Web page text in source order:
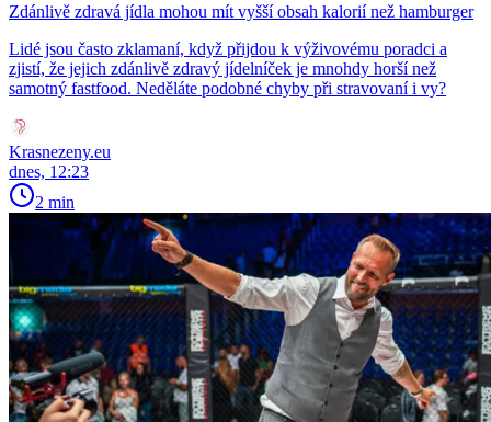
Zdánlivě zdravá jídla mohou mít vyšší obsah kalorií než hamburger
Lidé jsou často zklamaní, když přijdou k výživovému poradci a
zjistí, že jejich zdánlivě zdravý jídelníček je mnohdy horší než
samotný fastfood. Neděláte podobné chyby při stravovaní i vy?
Krasnezeny.eu
dnes, 12:23
2 min